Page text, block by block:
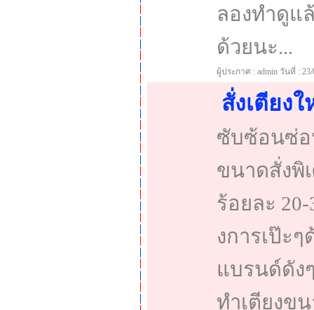
ลองทำดูแ
ด้วยนะ...
ผู้ประกาศ : admin วันที่ : 23/
สั่งเตียง
ซับซ้อนซ่อ
ขนาดสั่งพิ
ร้อยละ
งการเป๊ะ
แบรนด์ดัง
ทำเตียงข